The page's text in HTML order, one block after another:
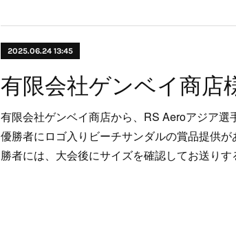
2025.06.24 13:45
有限会社ゲンベイ商店から、RS Aeroアジア選
優勝者にロゴ入りビーチサンダルの賞品提供が
勝者には、大会後にサイズを確認してお送り